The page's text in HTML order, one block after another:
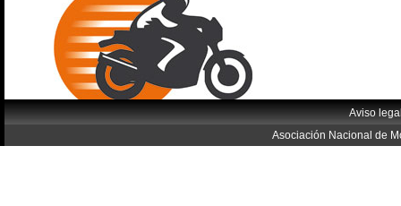
Aviso
Asociación Nacional de